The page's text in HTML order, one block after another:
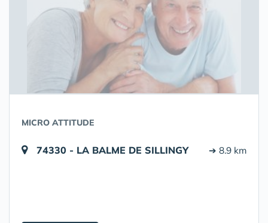
MICRO ATTITUDE
74330 - LA BALME DE SILLINGY ➔ 8.9 km